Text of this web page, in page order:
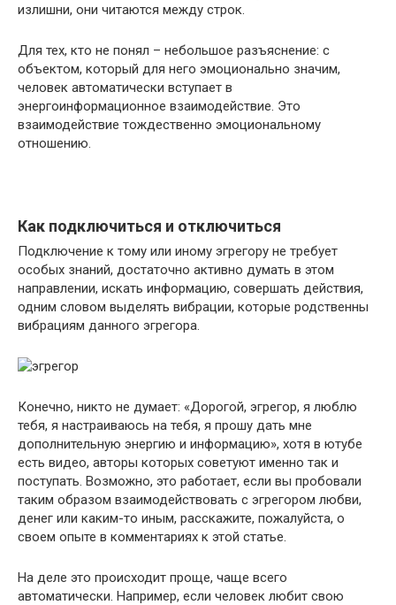
излишни, они читаются между строк.
Для тех, кто не понял – небольшое разъяснение: с
объектом, который для него эмоционально значим,
человек автоматически вступает в
энергоинформационное взаимодействие. Это
взаимодействие тождественно эмоциональному
отношению.
Как подключиться и отключиться
Подключение к тому или иному эгрегору не требует
особых знаний, достаточно активно думать в этом
направлении, искать информацию, совершать действия,
одним словом выделять вибрации, которые родственны
вибрациям данного эгрегора.
Конечно, никто не думает: «Дорогой, эгрегор, я люблю
тебя, я настраиваюсь на тебя, я прошу дать мне
дополнительную энергию и информацию», хотя в ютубе
есть видео, авторы которых советуют именно так и
поступать. Возможно, это работает, если вы пробовали
таким образом взаимодействовать с эгрегором любви,
денег или каким-то иным, расскажите, пожалуйста, о
своем опыте в комментариях к этой статье.
На деле это происходит проще, чаще всего
автоматически. Например, если человек любит свою